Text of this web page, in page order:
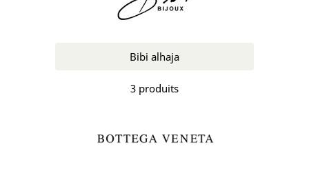
Bibi alhaja
3 produits